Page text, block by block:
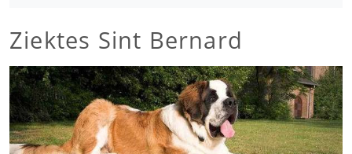
Ziektes Sint Bernard